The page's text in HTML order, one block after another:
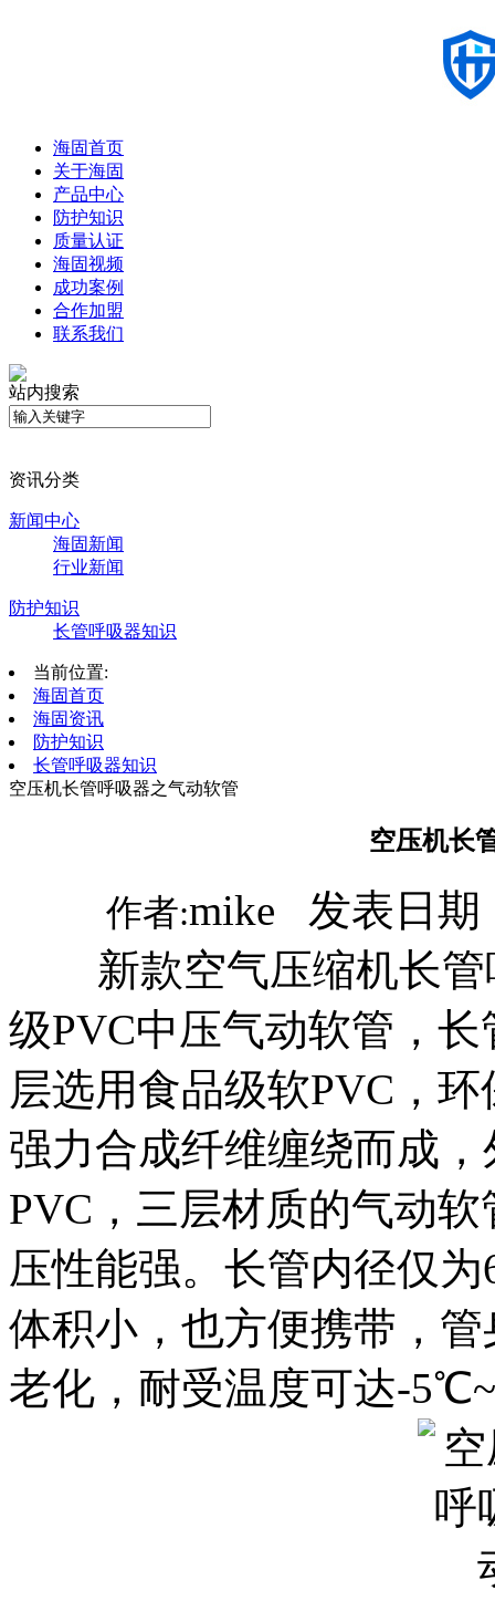
海固首页
关于海固
产品中心
防护知识
质量认证
海固视频
成功案例
合作加盟
联系我们
站内搜索
资讯分类
新闻中心
海固新闻
行业新闻
防护知识
长管呼吸器知识
当前位置:
海固首页
海固资讯
防护知识
长管呼吸器知识
空压机长管呼吸器之气动软管
空压机长
作者:mike 发表日
新款空气压缩机长管
级PVC中压气动软管，
层选用食品级软PVC，
强力合成纤维缠绕而成
PVC，三层材质的气动
压性能强。长管内径仅
体积小，也方便携带，
老化，耐受温度可达-